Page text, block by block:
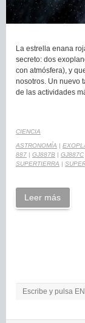
La estrella enana
secreto: dos
con atmósfera), y
nosotros. Un nuevo
de las actividades
CIENCIA
ASTRONOMÍA
887
GJ887B GJ887C
SUPERTIERRA
Leer más